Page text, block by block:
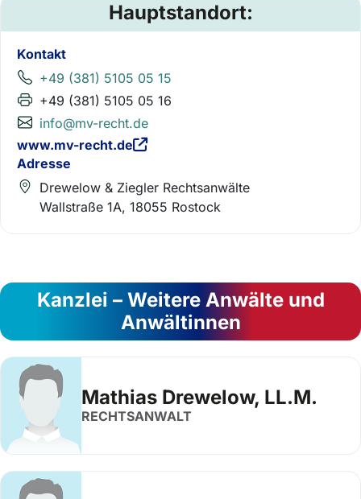
Hauptstandort:
Kontakt
+49 (381) 5105 05 15
+49 (381) 5105 05 16
info@mv-recht.de
www.mv-recht.de
Adresse
Drewelow & Ziegler Rechtsanwälte
Wallstraße 1A, 18055 Rostock
Kanzlei – Weitere Anwälte und
Anwältinnen
Mathias Drewelow, LL.M.
RECHTSANWALT